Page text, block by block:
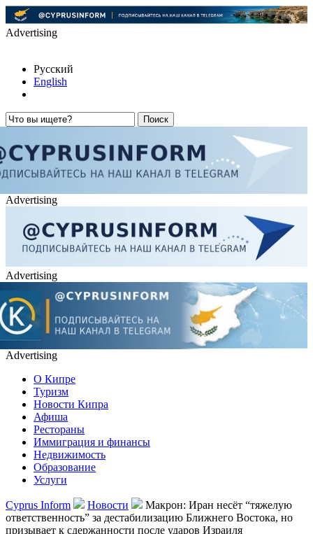
Advertising
Русский
English
Advertising
Advertising
Advertising
О Кипре
Туризм
Новости Кипра
Афиша
Рестораны
Иммиграция и финансы
Недвижимость
Образование
Услуги
Cyprus Inform Новости
Макрон: Иран несёт “тяжелую
ответственность” за дестабилизацию Ближнего Востока, но
призывает к сдержанности после ударов Израиля